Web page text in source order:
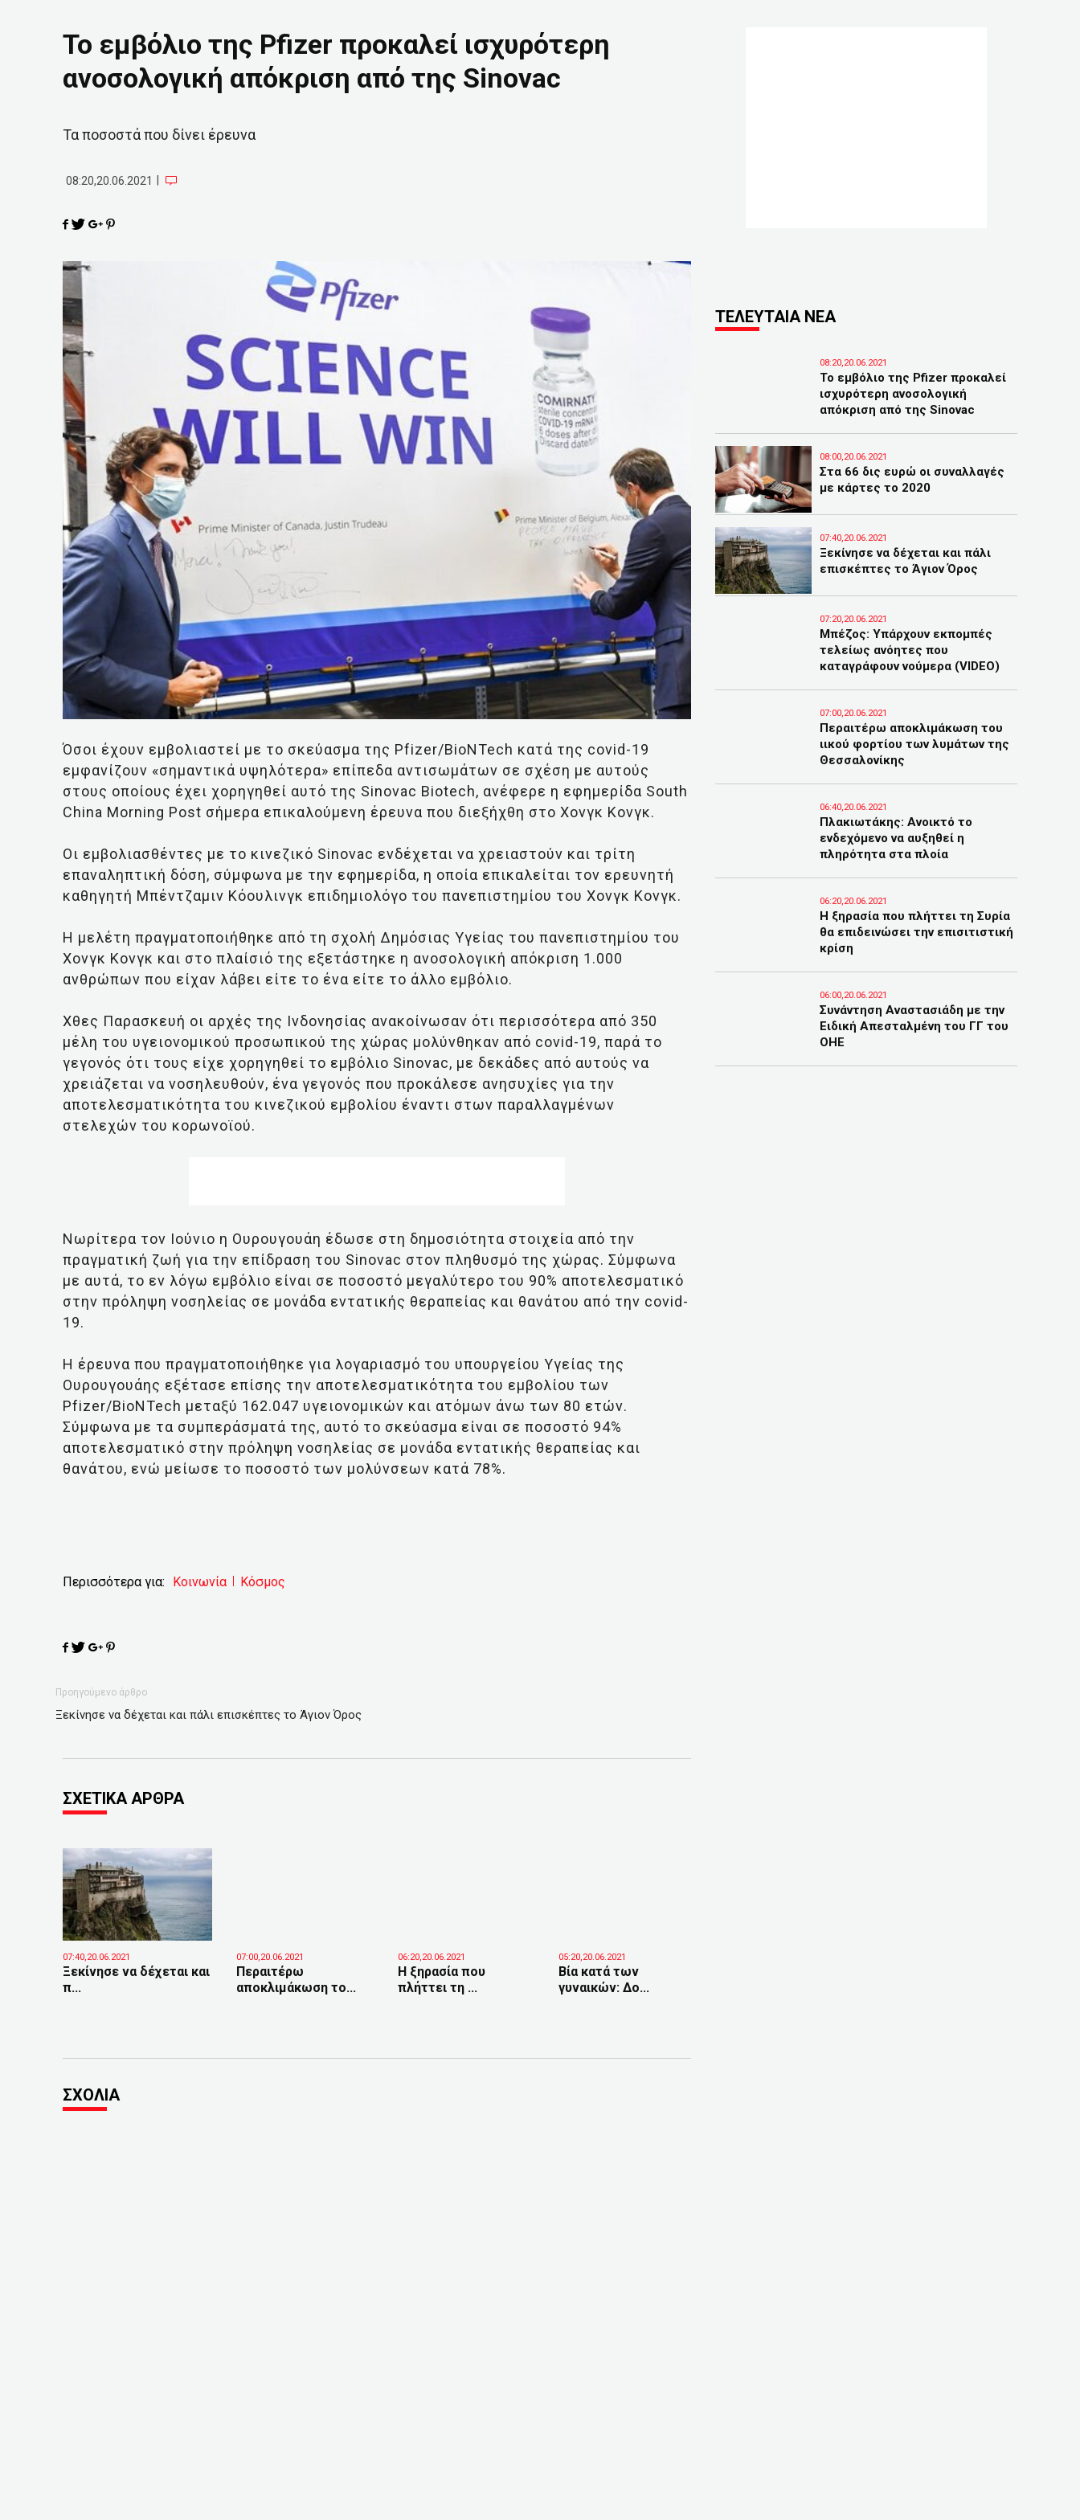
Το εμβόλιο της Pfizer προκαλεί ισχυρότερη
ανοσολογική απόκριση από της Sinovac
Τα ποσοστά που δίνει έρευνα
08:20,20.06.2021
Όσοι έχουν εμβολιαστεί με το σκεύασμα της Pfizer/BioNTech κατά της covid-19
εμφανίζουν «σημαντικά υψηλότερα» επίπεδα αντισωμάτων σε σχέση με αυτούς
στους οποίους έχει χορηγηθεί αυτό της Sinovac Biotech, ανέφερε η εφημερίδα South
China Morning Post σήμερα επικαλούμενη έρευνα που διεξήχθη στο Χονγκ Κονγκ.
Οι εμβολιασθέντες με το κινεζικό Sinovac ενδέχεται να χρειαστούν και τρίτη
επαναληπτική δόση, σύμφωνα με την εφημερίδα, η οποία επικαλείται τον ερευνητή
καθηγητή Μπέντζαμιν Κόουλινγκ επιδημιολόγο του πανεπιστημίου του Χονγκ Κονγκ.
Η μελέτη πραγματοποιήθηκε από τη σχολή Δημόσιας Υγείας του πανεπιστημίου του
Χονγκ Κονγκ και στο πλαίσιό της εξετάστηκε η ανοσολογική απόκριση 1.000
ανθρώπων που είχαν λάβει είτε το ένα είτε το άλλο εμβόλιο.
Χθες Παρασκευή οι αρχές της Ινδονησίας ανακοίνωσαν ότι περισσότερα από 350
μέλη του υγειονομικού προσωπικού της χώρας μολύνθηκαν από covid-19, παρά το
γεγονός ότι τους είχε χορηγηθεί το εμβόλιο Sinovac, με δεκάδες από αυτούς να
χρειάζεται να νοσηλευθούν, ένα γεγονός που προκάλεσε ανησυχίες για την
αποτελεσματικότητα του κινεζικού εμβολίου έναντι στων παραλλαγμένων
στελεχών του κορωνοϊού.
Νωρίτερα τον Ιούνιο η Ουρουγουάη έδωσε στη δημοσιότητα στοιχεία από την
πραγματική ζωή για την επίδραση του Sinovac στον πληθυσμό της χώρας. Σύμφωνα
με αυτά, το εν λόγω εμβόλιο είναι σε ποσοστό μεγαλύτερο του 90% αποτελεσματικό
στην πρόληψη νοσηλείας σε μονάδα εντατικής θεραπείας και θανάτου από την covid-
19.
Η έρευνα που πραγματοποιήθηκε για λογαριασμό του υπουργείου Υγείας της
Ουρουγουάης εξέτασε επίσης την αποτελεσματικότητα του εμβολίου των
Pfizer/BioNTech μεταξύ 162.047 υγειονομικών και ατόμων άνω των 80 ετών.
Σύμφωνα με τα συμπεράσματά της, αυτό το σκεύασμα είναι σε ποσοστό 94%
αποτελεσματικό στην πρόληψη νοσηλείας σε μονάδα εντατικής θεραπείας και
θανάτου, ενώ μείωσε το ποσοστό των μολύνσεων κατά 78%.
Περισσότερα για: Κοινωνία Κόσμος
Προηγούμενο άρθρο
Ξεκίνησε να δέχεται και πάλι επισκέπτες το Άγιον Όρος
ΣΧΕΤΙΚΑ ΑΡΘΡΑ
07:40,20.06.2021
Ξεκίνησε να δέχεται και
π...
07:00,20.06.2021
Περαιτέρω
αποκλιμάκωση το...
06:20,20.06.2021
Η ξηρασία που
πλήττει τη ...
05:20,20.06.2021
Βία κατά των
γυναικών: Δο...
ΣΧΟΛΙΑ
ΤΕΛΕΥΤΑΙΑ ΝΕΑ
08:20,20.06.2021
Το εμβόλιο της Pfizer προκαλεί
ισχυρότερη ανοσολογική
απόκριση από της Sinovac
08:00,20.06.2021
Στα 66 δις ευρώ οι συναλλαγές
με κάρτες το 2020
07:40,20.06.2021
Ξεκίνησε να δέχεται και πάλι
επισκέπτες το Άγιον Όρος
07:20,20.06.2021
Μπέζος: Υπάρχουν εκπομπές
τελείως ανόητες που
καταγράφουν νούμερα (VIDEO)
07:00,20.06.2021
Περαιτέρω αποκλιμάκωση του
ιικού φορτίου των λυμάτων της
Θεσσαλονίκης
06:40,20.06.2021
Πλακιωτάκης: Ανοικτό το
ενδεχόμενο να αυξηθεί η
πληρότητα στα πλοία
06:20,20.06.2021
Η ξηρασία που πλήττει τη Συρία
θα επιδεινώσει την επισιτιστική
κρίση
06:00,20.06.2021
Συνάντηση Αναστασιάδη με την
Ειδική Απεσταλμένη του ΓΓ του
ΟΗΕ